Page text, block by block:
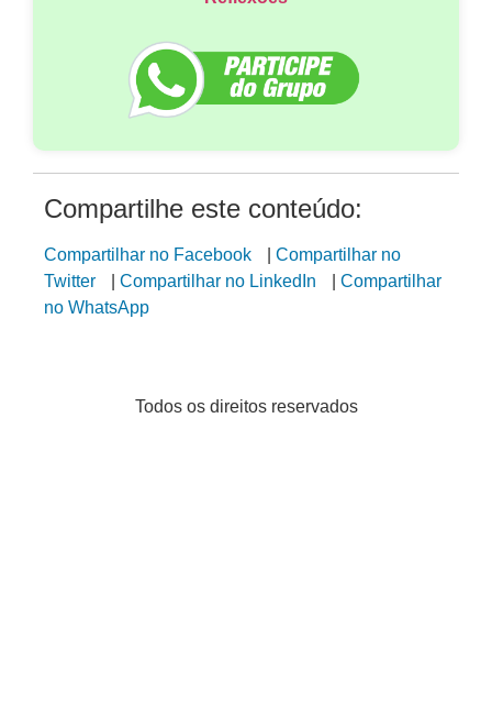
Compartilhe este conteúdo:
Compartilhar no Facebook | Compartilhar no
Twitter
| Compartilhar no LinkedIn | Compartilhar
no WhatsApp
Todos os direitos reservados